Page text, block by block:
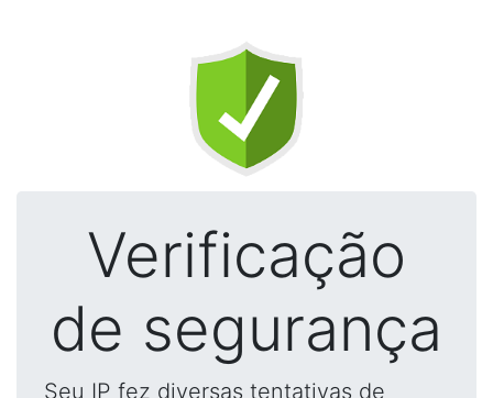
Verificação
de segurança
Seu IP fez diversas tentativas de